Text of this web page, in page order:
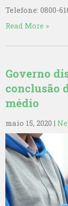
Telefone: 0800-
Read More »
Governo
conclusão
médio
maio 15, 2020 |